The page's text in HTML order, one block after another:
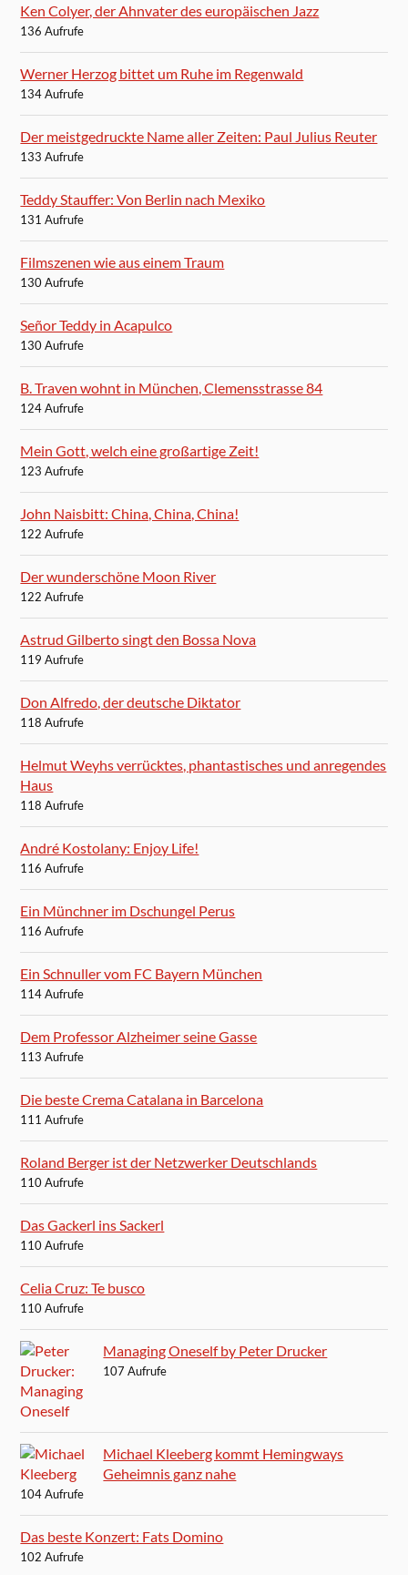
Ken Colyer, der Ahnvater des europäischen Jazz
136 Aufrufe
Werner Herzog bittet um Ruhe im Regenwald
134 Aufrufe
Der meistgedruckte Name aller Zeiten: Paul Julius Reuter
133 Aufrufe
Teddy Stauffer: Von Berlin nach Mexiko
131 Aufrufe
Filmszenen wie aus einem Traum
130 Aufrufe
Señor Teddy in Acapulco
130 Aufrufe
B. Traven wohnt in München, Clemensstrasse 84
124 Aufrufe
Mein Gott, welch eine großartige Zeit!
123 Aufrufe
John Naisbitt: China, China, China!
122 Aufrufe
Der wunderschöne Moon River
122 Aufrufe
Astrud Gilberto singt den Bossa Nova
119 Aufrufe
Don Alfredo, der deutsche Diktator
118 Aufrufe
Helmut Weyhs verrücktes, phantastisches und anregendes
Haus
118 Aufrufe
André Kostolany: Enjoy Life!
116 Aufrufe
Ein Münchner im Dschungel Perus
116 Aufrufe
Ein Schnuller vom FC Bayern München
114 Aufrufe
Dem Professor Alzheimer seine Gasse
113 Aufrufe
Die beste Crema Catalana in Barcelona
111 Aufrufe
Roland Berger ist der Netzwerker Deutschlands
110 Aufrufe
Das Gackerl ins Sackerl
110 Aufrufe
Celia Cruz: Te busco
110 Aufrufe
Managing Oneself by Peter Drucker
107 Aufrufe
Michael Kleeberg kommt Hemingways
Geheimnis ganz nahe
104 Aufrufe
Das beste Konzert: Fats Domino
102 Aufrufe